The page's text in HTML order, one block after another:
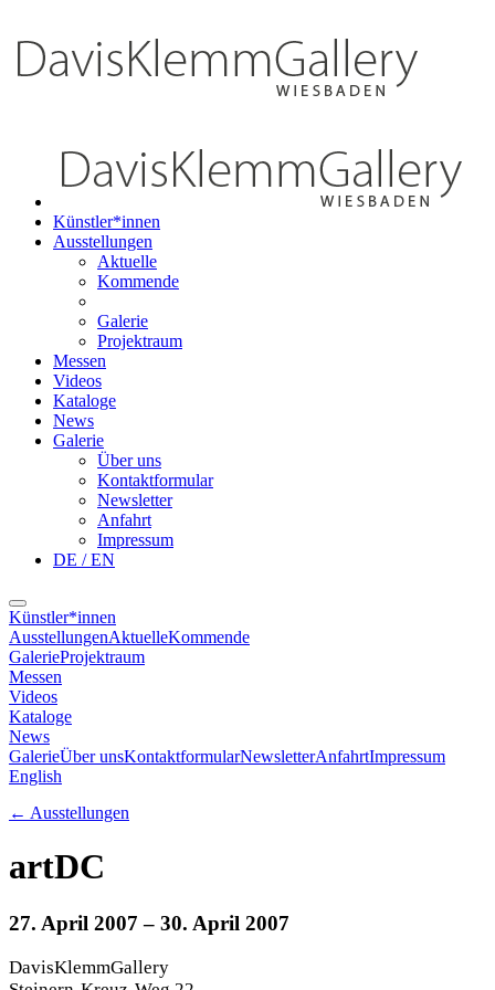
Künstler*innen
Ausstellungen
Aktuelle
Kommende
Galerie
Projektraum
Messen
Videos
Kataloge
News
Galerie
Über uns
Kontaktformular
Newsletter
Anfahrt
Impressum
DE / EN
Künstler*innen
AusstellungenAktuelleKommende
GalerieProjektraum
Messen
Videos
Kataloge
News
GalerieÜber unsKontaktformularNewsletterAnfahrtImpressum
English
← Ausstellungen
artDC
27. April 2007 – 30. April 2007
DavisKlemmGallery